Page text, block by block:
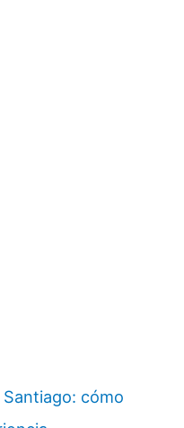
cómo